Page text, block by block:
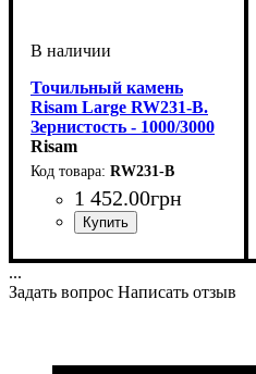
Точильный камень
Risam Large RW231-B.
Зернистость - 1000/3000
грит (водный)
Risam
RW231-B
1 452.00грн
...
Задать вопрос Написать отзыв